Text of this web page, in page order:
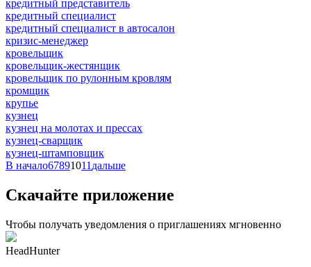
кредитный представитель
кредитный специалист
кредитный специалист в автосалон
кризис-менеджер
кровельщик
кровельщик-жестянщик
кровельщик по рулонным кровлям
кромщик
крупье
кузнец
кузнец на молотах и прессах
кузнец-сварщик
кузнец-штамповщик
В начало67891011 дальше
Скачайте приложение
Чтобы получать уведомления о приглашениях мгновенно
HeadHunter